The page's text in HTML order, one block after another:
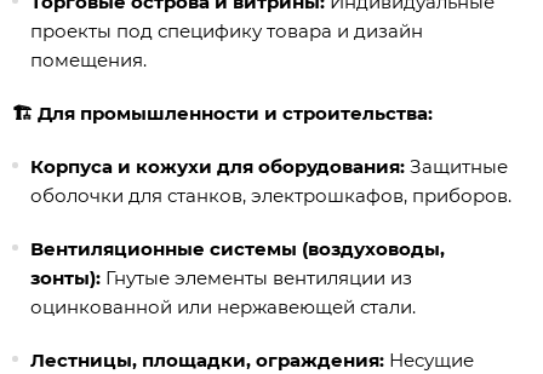
проекты под специфику товара и дизайн
помещения.
🏗️ Для промышленности и строительства:
Корпуса и кожухи для оборудования: Защитные
оболочки для станков, электрошкафов, приборов.
Вентиляционные системы (воздуховоды,
зонты): Гнутые элементы вентиляции из
оцинкованной или нержавеющей стали.
Лестницы, площадки, ограждения: Несущие